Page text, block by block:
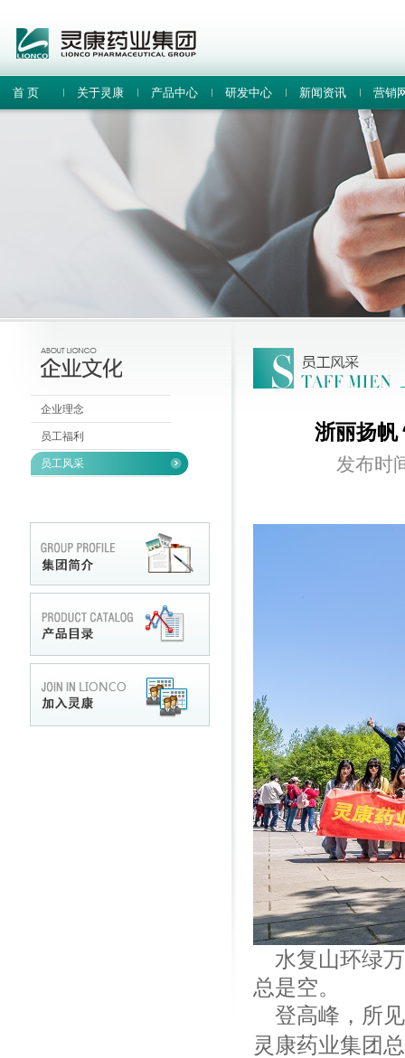
首 页 关于灵康 产品中心 研发中心 新闻资讯 营销
企业理念
员工福利
员工风采
浙丽扬
发布时
水复山环绿
总是空。
登高峰，所
灵康药业集团